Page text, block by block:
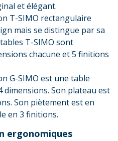
et élégant.
T-SIMO rectangulaire
mais se distingue par sa
T-SIMO sont
chacune et 5 finitions
G-SIMO est une table
dimensions. Son plateau est
Son piètement est en
en 3 finitions.
ergonomiques